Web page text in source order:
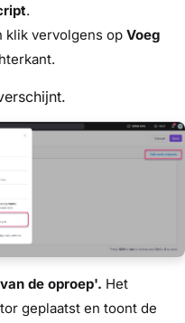
.
klik vervolgens op Voeg
de oproep'. Het
geplaatst en toont de